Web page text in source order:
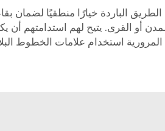
الطريق الباردة خيارًا منطقيًا لضمان
المدن أو القرى. يتيح لهم استدامتهم
استخدام علامات الخطوط